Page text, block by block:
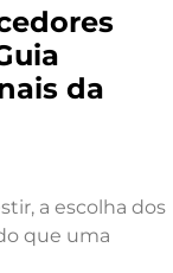
da
a escolha dos
que uma